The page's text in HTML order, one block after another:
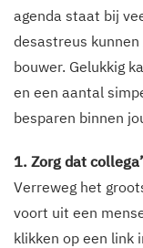
agenda staat bij
desastreus
bouwer. Gelukkig
en een aantal
besparen binnen
1. Zorg dat
Verreweg het
voort uit een
klikken op een link